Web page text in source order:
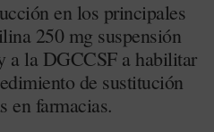
en los principales
250 mg suspensión
a la DGCCSF a habilitar
de sustitución
en farmacias.